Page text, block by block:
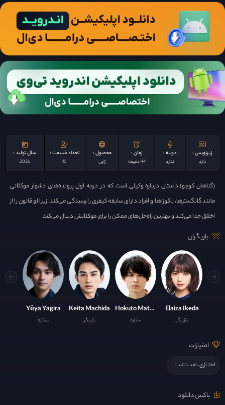
زیرنویس :
دارد
دوبله :
ندارد
زمان :
44 دقیقه
محصول :
ژاپن
تعداد قسمت :
10
سال تولید :
2026
(گناهان کوجو).داستان درباره وکیلی است که در درجه اول پرونده‌های دشوار موکلانی
مانند گانگسترها، یاکوزاها و افراد دارای سابقه کیفری را رسیدگی می‌کند، زیرا او قانون را از
اخلاق جدا می‌کند و بهترین راه‌حل‌های ممکن را برای موکلانش دنبال می‌کند.
بازیگران
Elaiza Ikeda
بازیگر
Hokuto Matsumura
ستاره
Keita Machida
بازیگر
Yûya Yagira
ستاره
امتیازات
امتیازی یافت نشد !
باکس دانلود